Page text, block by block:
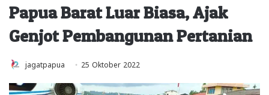
Papua Barat Luar Biasa, Ajak
Genjot Pembangunan Pertanian
jagatpapua 25 Oktober 2022